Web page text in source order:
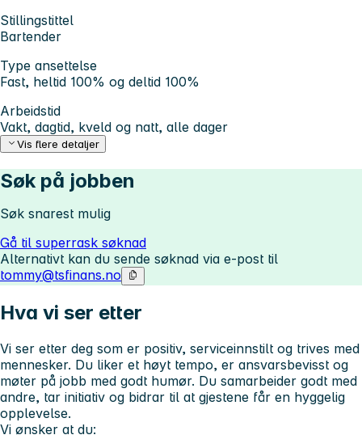
Stillingstittel
Bartender
Type ansettelse
Fast, heltid 100% og deltid 100%
Arbeidstid
Vakt, dagtid, kveld og natt, alle dager
Vis flere detaljer
Søk på jobben
Søk snarest mulig
Gå til superrask søknad
Alternativt kan du sende søknad via e-post til
tommy@tsfinans.no
Hva vi ser etter
Vi ser etter deg som er positiv, serviceinnstilt og trives med
mennesker. Du liker et høyt tempo, er ansvarsbevisst og
møter på jobb med godt humør. Du samarbeider godt med
andre, tar initiativ og bidrar til at gjestene får en hyggelig
opplevelse.
Vi ønsker at du: